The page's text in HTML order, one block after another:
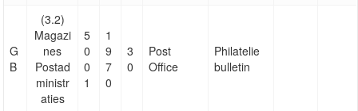
G
B
(3.2)
Magazi
nes
Postad
ministr
aties
5
0
0
1
1
9
7
0
3
0
Post
Office
Philatelie
bulletin